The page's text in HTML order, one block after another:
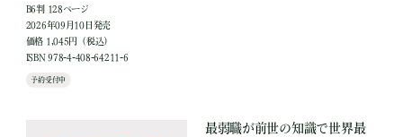
B6判 128ページ
2026年09月10日発売
価格 1,045円（税込）
ISBN 978-4-408-64211-6
予約受付中
最弱職が前世の知識で世界最